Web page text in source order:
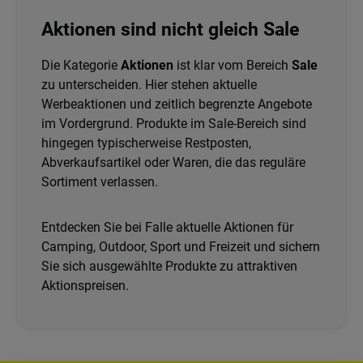
Aktionen sind nicht gleich Sale
Die Kategorie Aktionen ist klar vom Bereich Sale
zu unterscheiden. Hier stehen aktuelle
Werbeaktionen und zeitlich begrenzte Angebote
im Vordergrund. Produkte im Sale-Bereich sind
hingegen typischerweise Restposten,
Abverkaufsartikel oder Waren, die das reguläre
Sortiment verlassen.
Entdecken Sie bei Falle aktuelle Aktionen für
Camping, Outdoor, Sport und Freizeit und sichern
Sie sich ausgewählte Produkte zu attraktiven
Aktionspreisen.